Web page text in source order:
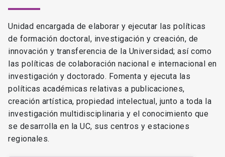
Unidad encargada de elaborar y ejecutar las políticas
de formación doctoral, investigación y creación, de
innovación y transferencia de la Universidad; así como
las políticas de colaboración nacional e internacional en
investigación y doctorado. Fomenta y ejecuta las
políticas académicas relativas a publicaciones,
creación artística, propiedad intelectual, junto a toda la
investigación multidisciplinaria y el conocimiento que
se desarrolla en la UC, sus centros y estaciones
regionales.